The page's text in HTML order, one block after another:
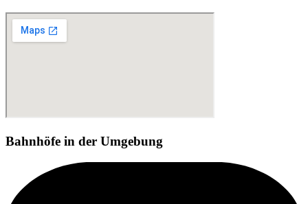
Bahnhöfe in der Umgebung